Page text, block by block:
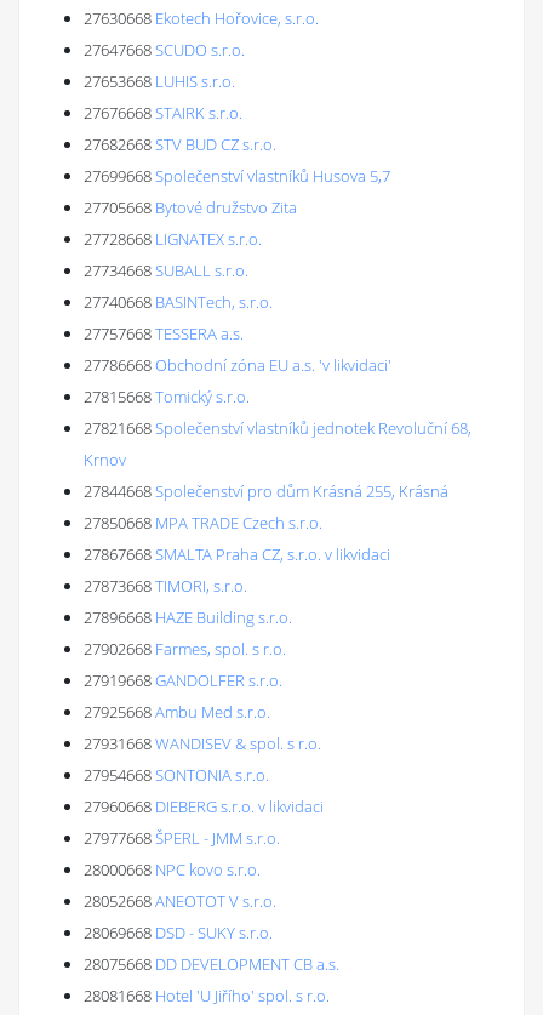
27630668 Ekotech Hořovice, s.r.o.
27647668SCUDO s.r.o.
27653668 LUHIS s.r.o.
27676668STAIRK s.r.o.
27682668STV BUD CZ s.r.o.
27699668Společenství vlastníků Husova 5,7
27705668 Bytové družstvo Zita
27728668 LIGNATEX s.r.o.
27734668SUBALL s.r.o.
27740668 BASINTech, s.r.o.
27757668TESSERA a.s.
27786668Obchodní zóna EU a.s. 'v likvidaci'
27815668Tomický s.r.o.
27821668Společenství vlastníků jednotek Revoluční 68,
Krnov
27844668Společenství pro dům Krásná 255, Krásná
27850668 MPA TRADE Czech s.r.o.
27867668SMALTA Praha CZ, s.r.o. v likvidaci
27873668TIMORI, s.r.o.
27896668 HAZE Building s.r.o.
27902668 Farmes, spol. s r.o.
27919668GANDOLFER s.r.o.
27925668Ambu Med s.r.o.
27931668WANDISEV & spol. s r.o.
27954668SONTONIA s.r.o.
27960668 DIEBERG s.r.o. v likvidaci
27977668ŠPERL - JMM s.r.o.
28000668 NPC kovo s.r.o.
28052668ANEOTOT V s.r.o.
28069668 DSD - SUKY s.r.o.
28075668 DD DEVELOPMENT CB a.s.
28081668 Hotel 'U Jiřího' spol. s r.o.